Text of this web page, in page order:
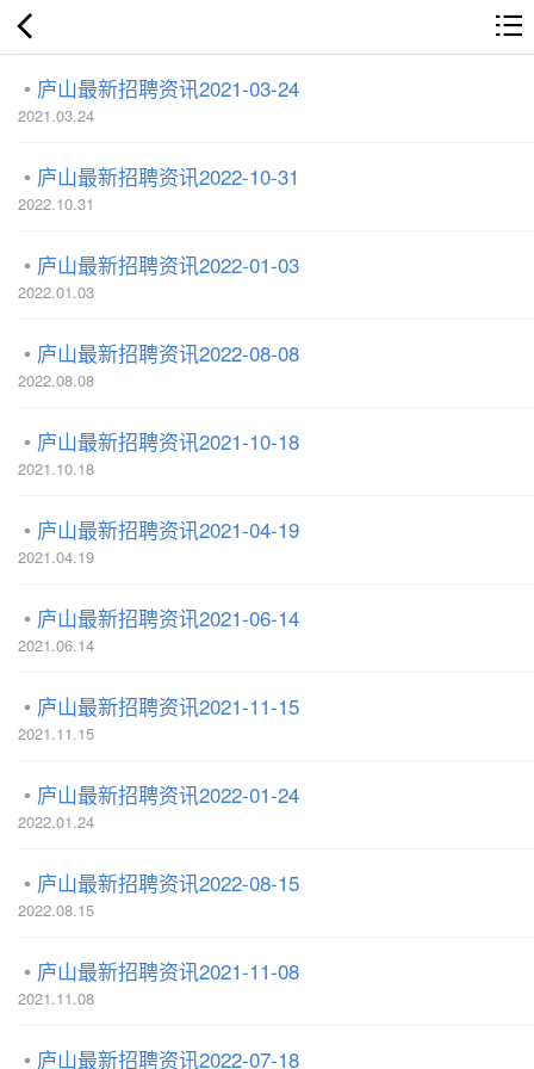
庐山最新招聘资讯2021-03-24
2021.03.24
庐山最新招聘资讯2022-10-31
2022.10.31
庐山最新招聘资讯2022-01-03
2022.01.03
庐山最新招聘资讯2022-08-08
2022.08.08
庐山最新招聘资讯2021-10-18
2021.10.18
庐山最新招聘资讯2021-04-19
2021.04.19
庐山最新招聘资讯2021-06-14
2021.06.14
庐山最新招聘资讯2021-11-15
2021.11.15
庐山最新招聘资讯2022-01-24
2022.01.24
庐山最新招聘资讯2022-08-15
2022.08.15
庐山最新招聘资讯2021-11-08
2021.11.08
庐山最新招聘资讯2022-07-18